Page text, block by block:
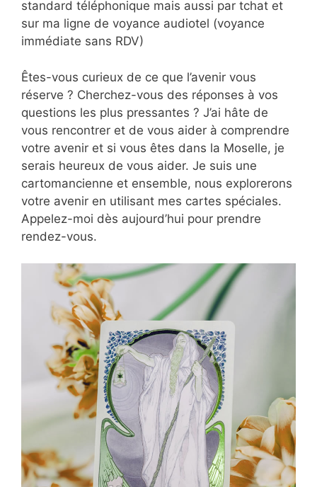
standard téléphonique mais aussi par tchat et
sur ma ligne de voyance audiotel (voyance
immédiate sans RDV)
Êtes-vous curieux de ce que l’avenir vous
réserve ? Cherchez-vous des réponses à vos
questions les plus pressantes ? J’ai hâte de
vous rencontrer et de vous aider à comprendre
votre avenir et si vous êtes dans la Moselle, je
serais heureux de vous aider. Je suis une
cartomancienne et ensemble, nous explorerons
votre avenir en utilisant mes cartes spéciales.
Appelez-moi dès aujourd’hui pour prendre
rendez-vous.